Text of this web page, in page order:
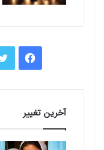
فیس
آخرین تغییر